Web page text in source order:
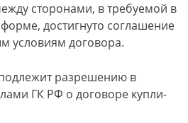
сторонами, в требуемой в
достигнуто соглашение
условиям договора.
разрешению в
ГК РФ о договоре купли-